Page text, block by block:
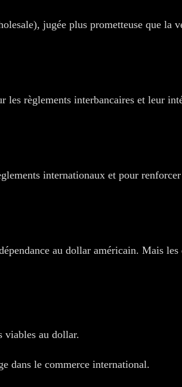
jugée plus prometteuse que
les règlements interbancaires et leur
internationaux et pour
au dollar américain. Mais
viables au dollar.
dans le commerce international.